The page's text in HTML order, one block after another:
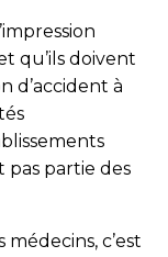
qu’ils doivent
d’accident à
pas partie des
c’est